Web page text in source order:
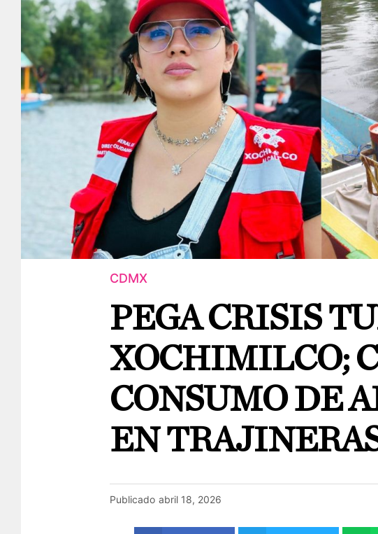
CDMX
PEGA CRISIS
XOCHIMILCO;
CONSUMO DE
EN
Publicado abril 18, 2026